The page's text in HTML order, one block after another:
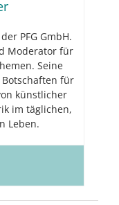
PFG GmbH.
Moderator für
Seine
für
künstlicher
im täglichen,
Leben.